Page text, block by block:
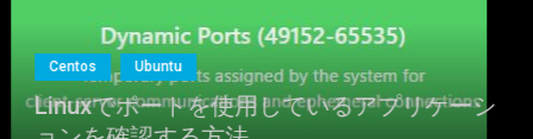
Centos Ubuntu
Linuxでポートを使用しているアプリケーシ